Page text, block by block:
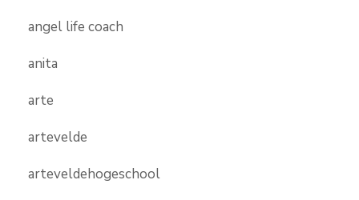
angel life coach
anita
arte
artevelde
arteveldehogeschool